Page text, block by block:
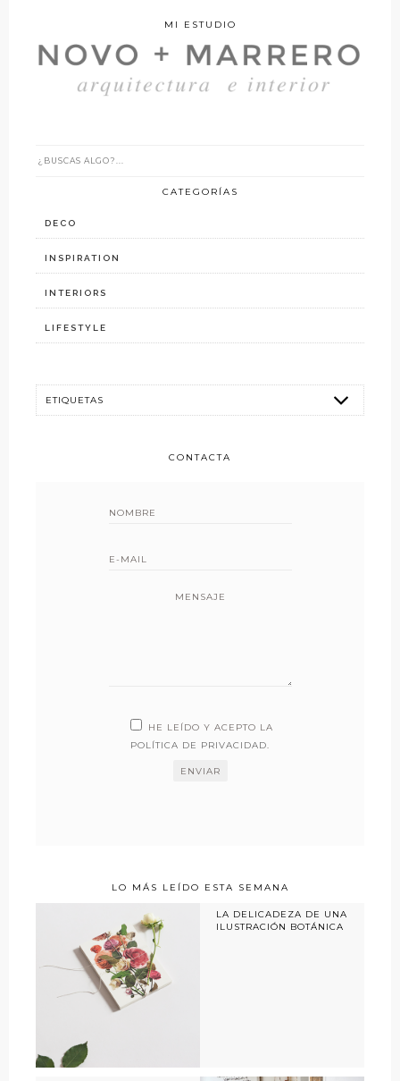
MI ESTUDIO
CATEGORÍAS
DECO
INSPIRATION
INTERIORS
LIFESTYLE
CONTACTA
MENSAJE
HE LEÍDO Y ACEPTO LA
POLÍTICA DE PRIVACIDAD.
LO MÁS LEÍDO ESTA SEMANA
LA DELICADEZA DE UNA
ILUSTRACIÓN BOTÁNICA